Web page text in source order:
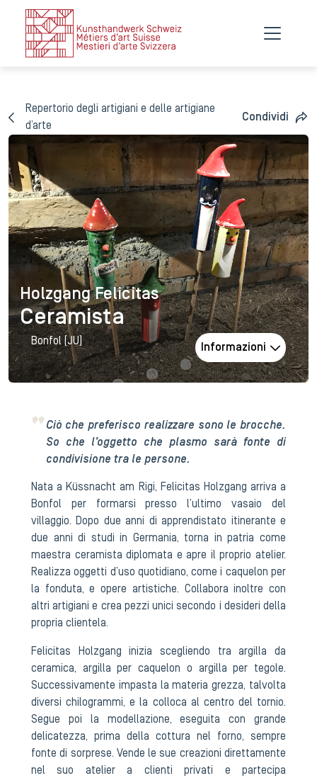
Repertorio degli artigiani e delle artigiane
d’arte
Condividi
Holzgang Felicitas
Holzgang Felicitas
Ceramista
Bonfol (JU)
Informazioni
Ciò che preferisco realizzare sono le brocche.
So che l’oggetto che plasmo sarà fonte di
condivisione tra le persone.
Nata a Küssnacht am Rigi, Felicitas Holzgang arriva a
Bonfol per formarsi presso l’ultimo vasaio del
villaggio. Dopo due anni di apprendistato itinerante e
due anni di studi in Germania, torna in patria come
maestra ceramista diplomata e apre il proprio atelier.
Realizza oggetti d’uso quotidiano, come i caquelon per
la fonduta, e opere artistiche. Collabora inoltre con
altri artigiani e crea pezzi unici secondo i desideri della
propria clientela.
Felicitas Holzgang inizia scegliendo tra argilla da
ceramica, argilla per caquelon o argilla per tegole.
Successivamente impasta la materia grezza, talvolta
diversi chilogrammi, e la colloca al centro del tornio.
Segue poi la modellazione, eseguita con grande
delicatezza, prima della cottura nel forno, sempre
fonte di sorprese. Vende le sue creazioni direttamente
nel suo atelier a clienti privati e partecipa